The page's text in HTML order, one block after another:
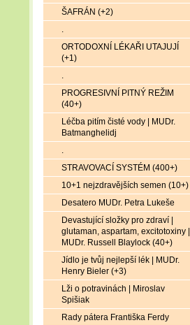
ŠAFRÁN (+2)
.
ORTODOXNÍ LÉKAŘI UTAJUJÍ
(+1)
.
PROGRESIVNÍ PITNÝ REŽIM
(40+)
Léčba pitím čisté vody | MUDr.
Batmanghelidj
.
STRAVOVACÍ SYSTÉM (400+)
10+1 nejzdravějších semen (10+)
Desatero MUDr. Petra Lukeše
Devastující složky pro zdraví |
glutaman, aspartam, excitotoxiny |
MUDr. Russell Blaylock (40+)
Jídlo je tvůj nejlepší lék | MUDr.
Henry Bieler (+3)
Lži o potravinách | Miroslav
Spišiak
Rady pátera Františka Ferdy